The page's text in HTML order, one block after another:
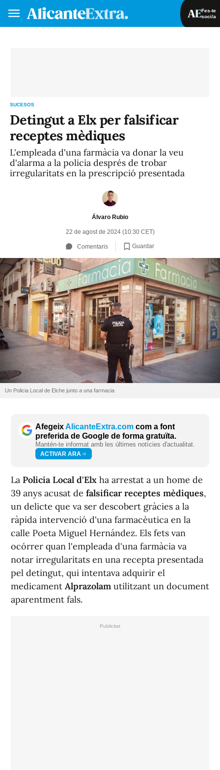
Fes-te
soci/a
SUCESOS
Detingut a Elx per falsificar
receptes mèdiques
L'empleada d'una farmàcia va donar la veu
d'alarma a la policia després de trobar
irregularitats en la prescripció presentada
Álvaro Rubio
22 de agost de 2024 (10:30 CET)
Comentaris Guardar
Un Policia Local de Elche junto a una farmacia
AfegeixAlicanteExtra.com com a font
preferida de Google de forma gratuïta.
Mantén-te informat amb les últimes notícies d'actualitat.
ACTIVAR ARA
La Policia Local d'Elx ha arrestat a un home de
39 anys acusat de falsificar receptes mèdiques,
un delicte que va ser descobert gràcies a la
ràpida intervenció d'una farmacèutica en la
calle Poeta Miguel Hernández. Els fets van
ocórrer quan l'empleada d'una farmàcia va
notar irregularitats en una recepta presentada
pel detingut, qui intentava adquirir el
medicament Alprazolam utilitzant un document
aparentment fals.